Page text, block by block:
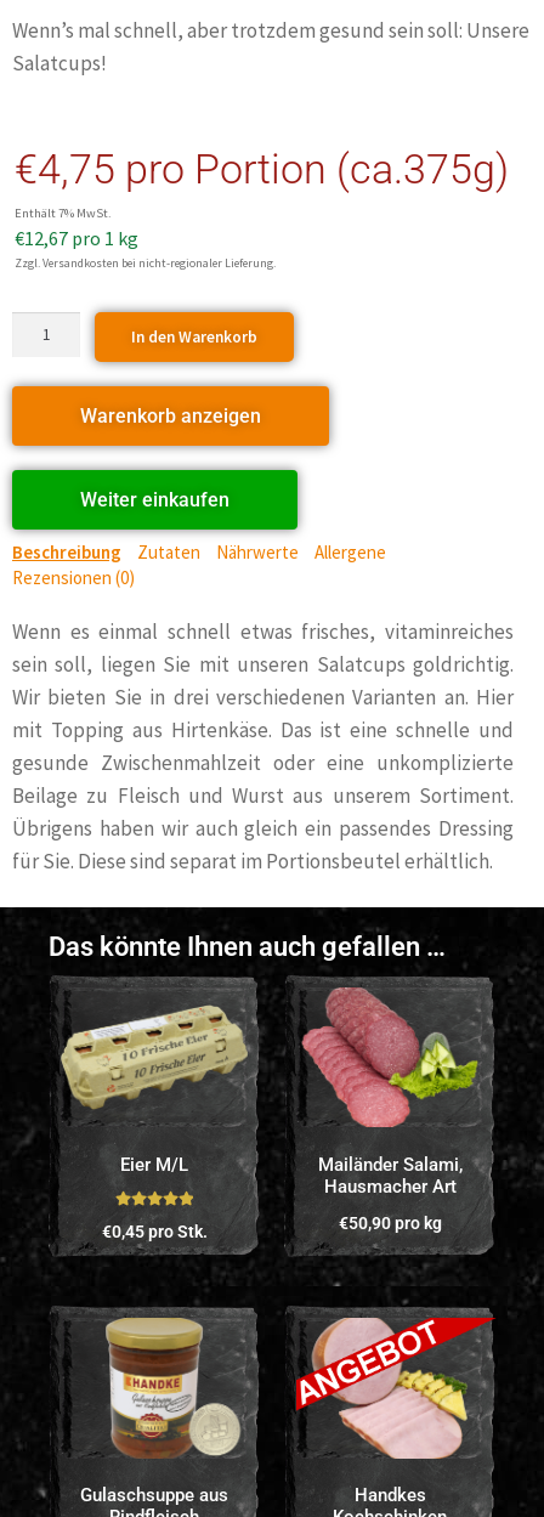
Wenn’s mal schnell, aber trotzdem gesund sein soll: Unsere
Salatcups!
€4,75 pro Portion (ca.375g)
Enthält 7% MwSt.
€12,67 pro 1 kg
Zzgl. Versandkosten bei nicht-regionaler Lieferung.
In den Warenkorb
Warenkorb anzeigen
Weiter einkaufen
Beschreibung Zutaten Nährwerte
Allergene
Rezensionen (0)
Wenn es einmal schnell etwas frisches, vitaminreiches
sein soll, liegen Sie mit unseren Salatcups goldrichtig.
Wir bieten Sie in drei verschiedenen Varianten an. Hier
mit Topping aus Hirtenkäse. Das ist eine schnelle und
gesunde Zwischenmahlzeit oder eine unkomplizierte
Beilage zu Fleisch und Wurst aus unserem Sortiment.
Übrigens haben wir auch gleich ein passendes Dressing
für Sie. Diese sind separat im Portionsbeutel erhältlich.
Das könnte Ihnen auch gefallen …
Eier M/L
Bewertet mit
5.00von 5
€0,45pro Stk.
Mailänder Salami,
Hausmacher Art
€50,90pro kg
Gulaschsuppe aus
Handkes